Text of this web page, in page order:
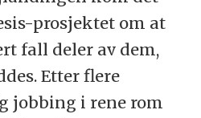
prosjektet om at
fall deler av dem,
Etter flere
jobbing i rene rom